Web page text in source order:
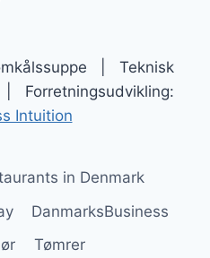
| Teknisk
| Forretningsudvikling:
Intuition
in Denmark
DanmarksBusiness
Tømrer